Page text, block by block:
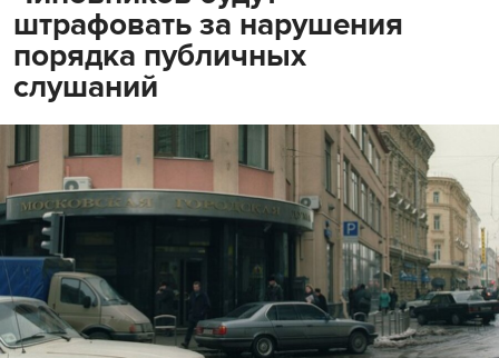
штрафовать за нарушения
порядка публичных
слушаний